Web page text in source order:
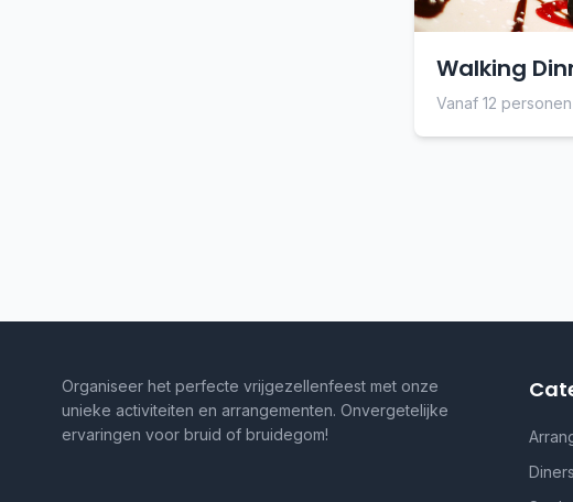
Walking
Vanaf 12 personen
Organiseer het perfecte vrijgezellenfeest met onze
unieke activiteiten en arrangementen. Onvergetelijke
ervaringen voor bruid of bruidegom!
Diners